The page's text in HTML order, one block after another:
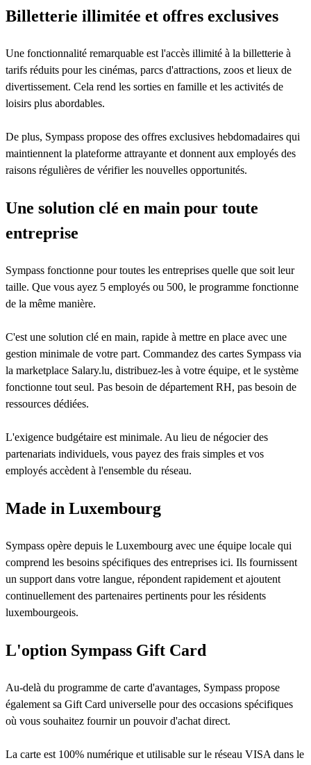
Billetterie illimitée et offres exclusives
Une fonctionnalité remarquable est l'accès illimité à la billetterie à
tarifs réduits pour les cinémas, parcs d'attractions, zoos et lieux de
divertissement. Cela rend les sorties en famille et les activités de
loisirs plus abordables.
De plus, Sympass propose des offres exclusives hebdomadaires qui
maintiennent la plateforme attrayante et donnent aux employés des
raisons régulières de vérifier les nouvelles opportunités.
Une solution clé en main pour toute
entreprise
Sympass fonctionne pour toutes les entreprises quelle que soit leur
taille. Que vous ayez 5 employés ou 500, le programme fonctionne
de la même manière.
C'est une solution clé en main, rapide à mettre en place avec une
gestion minimale de votre part. Commandez des cartes Sympass via
la marketplace Salary.lu, distribuez-les à votre équipe, et le système
fonctionne tout seul. Pas besoin de département RH, pas besoin de
ressources dédiées.
L'exigence budgétaire est minimale. Au lieu de négocier des
partenariats individuels, vous payez des frais simples et vos
employés accèdent à l'ensemble du réseau.
Made in Luxembourg
Sympass opère depuis le Luxembourg avec une équipe locale qui
comprend les besoins spécifiques des entreprises ici. Ils fournissent
un support dans votre langue, répondent rapidement et ajoutent
continuellement des partenaires pertinents pour les résidents
luxembourgeois.
L'option Sympass Gift Card
Au-delà du programme de carte d'avantages, Sympass propose
également sa Gift Card universelle pour des occasions spécifiques
où vous souhaitez fournir un pouvoir d'achat direct.
La carte est 100% numérique et utilisable sur le réseau VISA dans le